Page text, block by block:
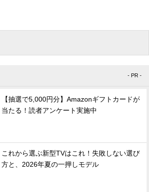
- PR -
【抽選で5,000円分】Amazonギフトカードが
当たる！読者アンケート実施中
これから選ぶ新型TVはこれ！失敗しない選び
方と、2026年夏の一押しモデル